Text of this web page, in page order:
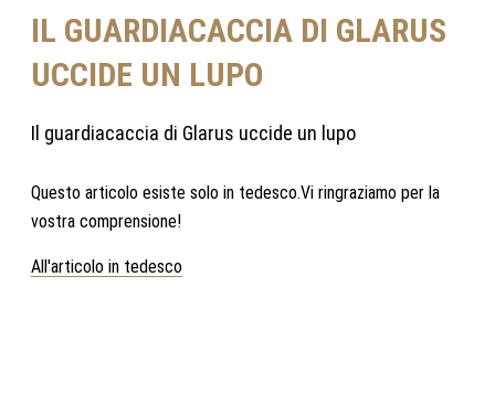
IL GUARDIACACCIA DI GLARUS
UCCIDE UN LUPO
Il guardiacaccia di Glarus uccide un lupo
Questo articolo esiste solo in tedesco.Vi ringraziamo per la
vostra comprensione!
All'articolo in tedesco